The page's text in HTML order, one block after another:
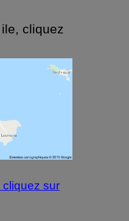
cliquez
cliquez sur